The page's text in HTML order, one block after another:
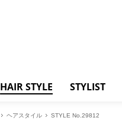
HAIR STYLE STYLIST
ヘアスタイル STYLE No.29812